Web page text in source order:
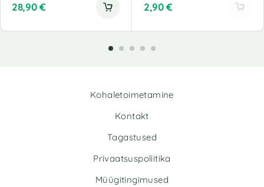
28,90€ 2,90€
t
a
t
v
:
Kohaletoimetamine
Kontakt
Tagastused
Privaatsuspoliitika
Müügitingimused